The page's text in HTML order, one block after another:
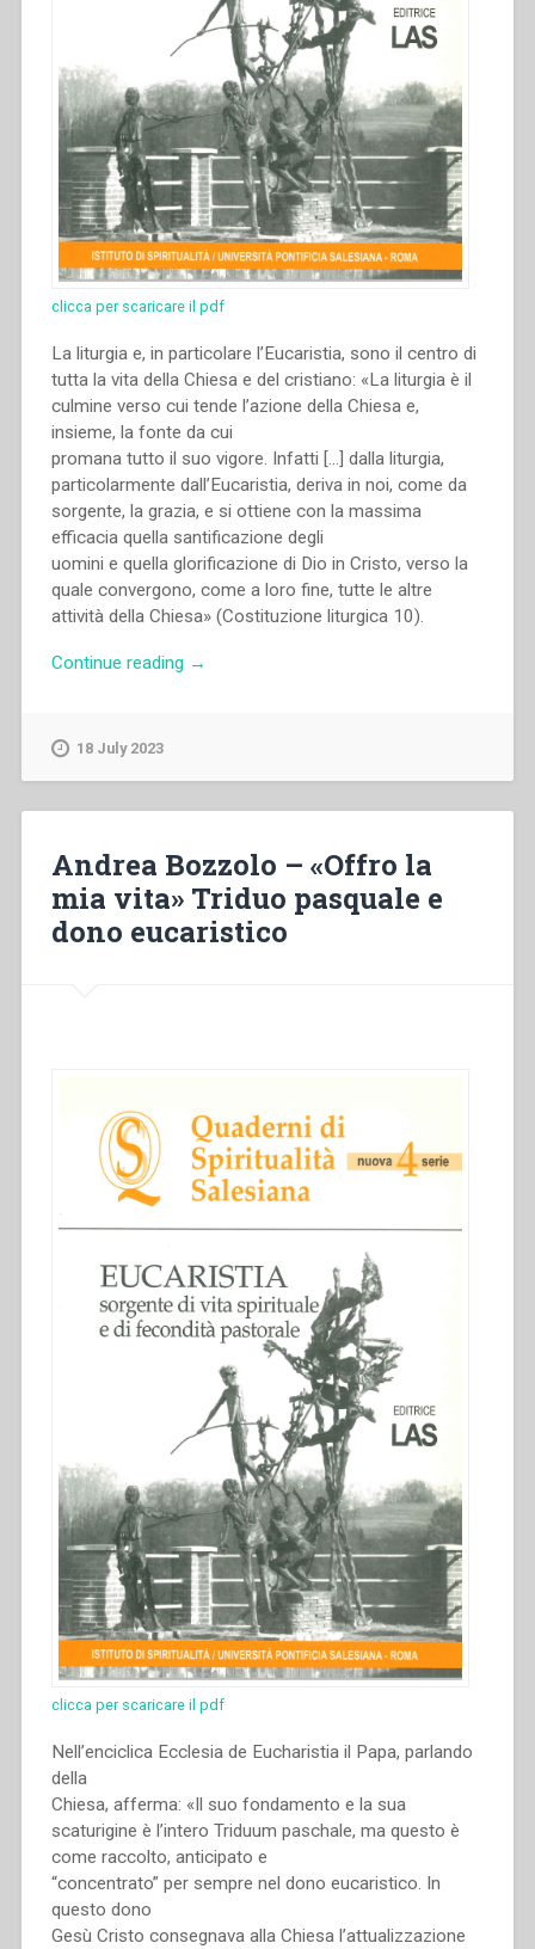
clicca per scaricare il pdf
La liturgia e, in particolare l’Eucaristia, sono il centro di
tutta la vita della Chiesa e del cristiano: «La liturgia è il
culmine verso cui tende l’azione della Chiesa e,
insieme, la fonte da cui
promana tutto il suo vigore. Infatti […] dalla liturgia,
particolarmente dall’Eucaristia, deriva in noi, come da
sorgente, la grazia, e si ottiene con la massima
efficacia quella santificazione degli
uomini e quella glorificazione di Dio in Cristo, verso la
quale convergono, come a loro fine, tutte le altre
attività della Chiesa» (Costituzione liturgica 10).
Continue reading “Gianfranco
tra
celebrazione
e
→
18 July 2023
Andrea Bozzolo – «Offro la
mia vita» Triduo pasquale e
dono eucaristico
clicca per scaricare il pdf
Nell’enciclica Ecclesia de Eucharistia il Papa, parlando
della
Chiesa, afferma: «Il suo fondamento e la sua
scaturigine è l’intero Triduum paschale, ma questo è
come raccolto, anticipato e
“concentrato” per sempre nel dono eucaristico. In
questo dono
Gesù Cristo consegnava alla Chiesa l’attualizzazione